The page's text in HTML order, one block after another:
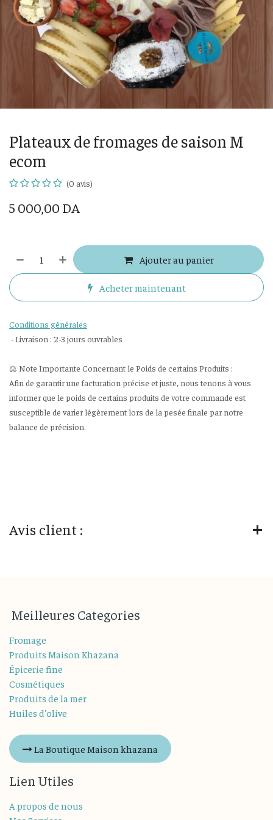
Plateaux de fromages de saison M
ecom
(0 avis)
5 000,00 DA
Ajouter au panier
Acheter maintenant
Conditions générales
- Livraison : 2-3 jours ouvrables
⚖️ Note Importante Concernant le Poids de certains Produits :
Afin de garantir une facturation précise et juste, nous tenons à vous
informer que le poids de certains produits de votre commande est
susceptible de varier légèrement lors de la pesée finale par notre
balance de précision.
Avis client :
Meilleures Categories
Fromage
Produits Maison Khazana
Épicerie fine
Cosmétiques
Produits de la mer
Huiles d'olive
La Boutique Maison khazana
Lien Utiles
A propos de nous